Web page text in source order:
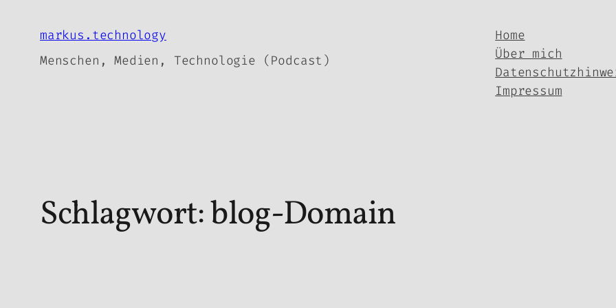
Inhaltmarkus.technology
Menschen, Medien, Technologie (Podcast)
Home
Über mich
Impressum
Schlagwort:blog-Domain